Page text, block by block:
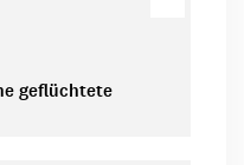
geflüchtete